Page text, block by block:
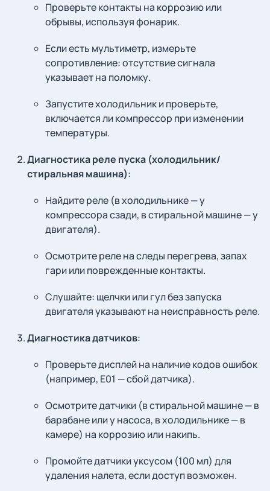
Проверьте контакты на коррозию или
обрывы, используя фонарик.
Если есть мультиметр, измерьте
сопротивление: отсутствие сигнала
указывает на поломку.
Запустите холодильник и проверьте,
включается ли компрессор при изменении
температуры.
Диагностика реле пуска (холодильник/
стиральная машина):
Найдите реле (в холодильнике — у
компрессора сзади, в стиральной машине — у
двигателя).
Осмотрите реле на следы перегрева, запах
гари или поврежденные контакты.
Слушайте: щелчки или гул без запуска
двигателя указывают на неисправность реле.
Диагностика датчиков:
Проверьте дисплей на наличие кодов ошибок
(например, E01 — сбой датчика).
Осмотрите датчики (в стиральной машине — в
барабане или у насоса, в холодильнике — в
камере) на коррозию или накипь.
Промойте датчики уксусом (100 мл) для
удаления налета, если доступ возможен.